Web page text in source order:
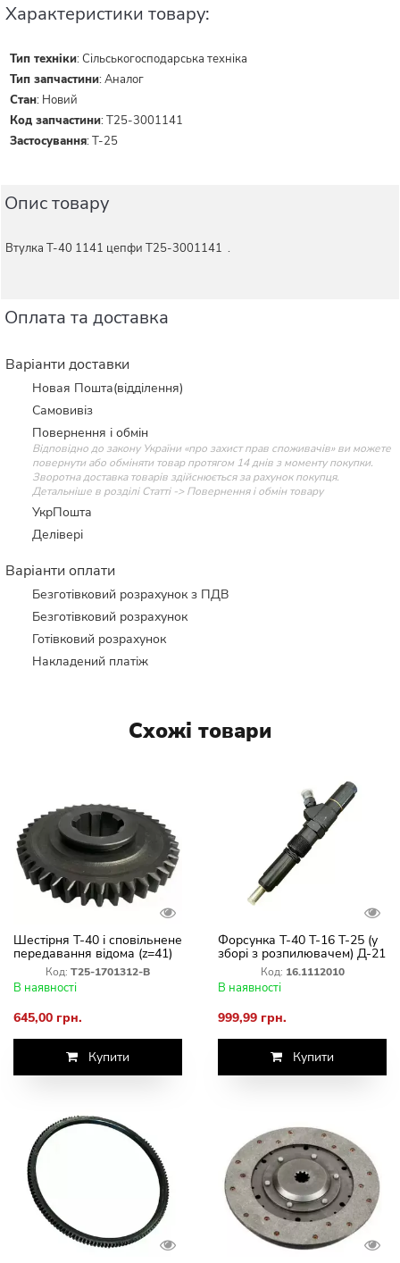
Характеристики товару:
Тип техніки:Сільськогосподарська техніка
Тип запчастини:Аналог
Стан: Новий
Код запчастини:Т25-3001141
Застосування:Т-25
Опис товару
Втулка Т-40 1141 цепфи Т25-3001141 .
Оплата та доставка
Варіанти доставки
Новая Пошта(відділення)
Самовивіз
Повернення і обмін
Відповідно до закону України «про захист прав споживачів» ви можете
повернути або обміняти товар протягом 14 днів з моменту покупки.
Зворотна доставка товарів здійснюється за рахунок покупця.
Детальніше в розділі Статті -> Повернення і обмін товару
УкрПошта
Делівері
Варіанти оплати
Безготівковий розрахунок з ПДВ
Безготівковий розрахунок
Готівковий розрахунок
Накладений платіж
Схожі товари
Шестірня Т-40 і сповільнене
передавання відома (z=41)
Т25-1701312-В
Код: Т25-1701312-В
В наявності
645,00 грн.
Купити
Форсунка Т-40 Т-16 Т-25 (у
зборі з розпилювачем) Д-21
Д-144 16.1112010
Код: 16.1112010
В наявності
999,99 грн.
Купити